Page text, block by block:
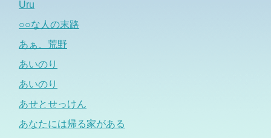
Uru
○○な人の末路
あぁ、荒野
あいのり
あいのり
あせとせっけん
あなたには帰る家がある